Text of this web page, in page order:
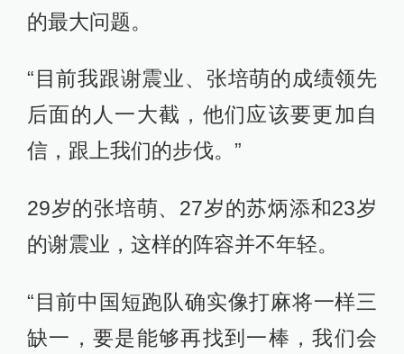
“目前中国短跑队确实像打麻将一样三
比日本队跑得更好。”苏炳添曾公开表
示。
役，但面对接力队后备人才不足的困
境，他也在犹豫，“我继续练就是为了
整个接力队，我希望这个接力队未来
会更加好，我对国家队感情是最深